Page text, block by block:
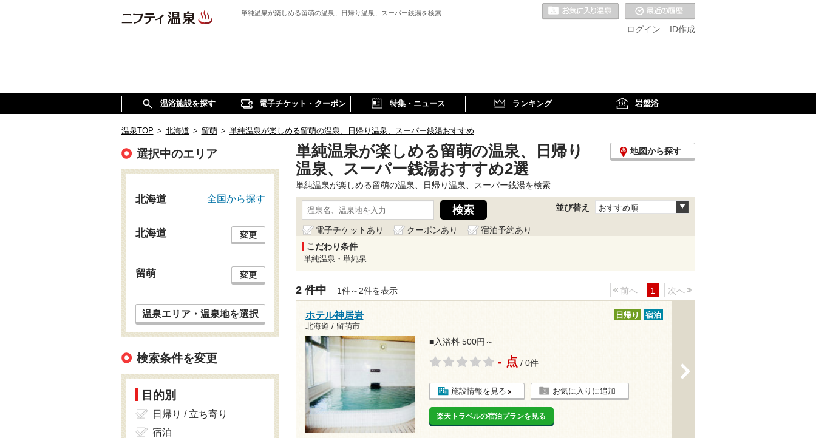
単純温泉が楽しめる留萌の温泉、日帰り温泉、スーパー銭湯を検索
ID作成
ログイン
お気に入りの温泉
温浴施設を探す 電子チケット・クーポン 特集・ニュース ランキング 岩盤浴
温泉TOP > 北海道 > 留萌 > 単純温泉が楽しめる留萌の温泉、日帰り温泉、スーパー銭湯おすすめ
単純温泉が楽しめる留萌の温泉、日帰り
温泉、スーパー銭湯おすすめ2選
地図から探す
単純温泉が楽しめる留萌の温泉、日帰り温泉、スーパー銭湯を検索
並び替え おすすめ順
電子チケットあり クーポンあり
宿泊予約あり
こだわり条件
単純温泉・単純泉
2 件中 1件～2件を表示 前へ 1 次へ
ホテル神居岩
北海道 / 留萌市
日帰り 宿泊
■入浴料 500円～
- 点 / 0件
施設情報を見る お気に入りに追加
楽天トラベルの宿泊プランを見る
選択中のエリア
北海道 全国から探す
北海道 変更
留萌 変更
温泉エリア・温泉地を選択
検索条件を変更
目的別
日帰り / 立ち寄り
宿泊